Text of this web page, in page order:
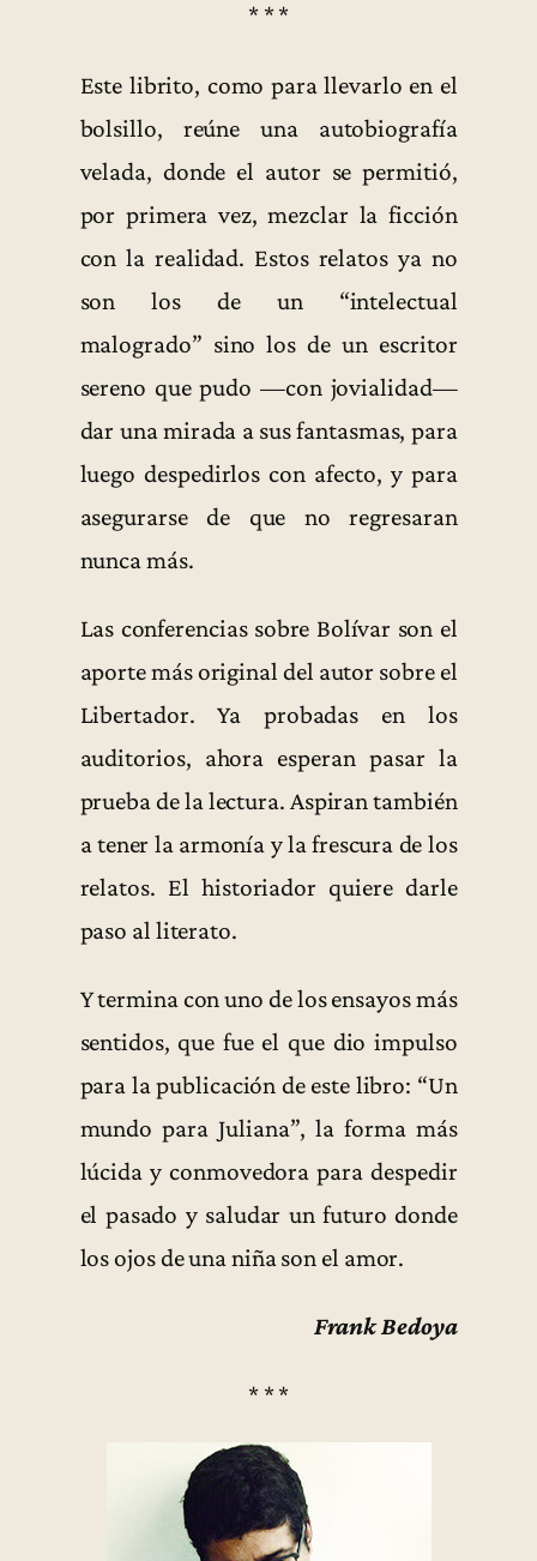
* * *
Este librito, como para llevarlo en el
bolsillo, reúne una autobiografía
velada, donde el autor se permitió,
por primera vez, mezclar la ficción
con la realidad. Estos relatos ya no
son los de un “intelectual
malogrado” sino los de un escritor
sereno que pudo —con jovialidad—
dar una mirada a sus fantasmas, para
luego despedirlos con afecto, y para
asegurarse de que no regresaran
nunca más.
Las conferencias sobre Bolívar son el
aporte más original del autor sobre el
Libertador. Ya probadas en los
auditorios, ahora esperan pasar la
prueba de la lectura. Aspiran también
a tener la armonía y la frescura de los
relatos. El historiador quiere darle
paso al literato.
Y termina con uno de los ensayos más
sentidos, que fue el que dio impulso
para la publicación de este libro: “Un
mundo para Juliana”, la forma más
lúcida y conmovedora para despedir
el pasado y saludar un futuro donde
los ojos de una niña son el amor.
Frank Bedoya
* * *